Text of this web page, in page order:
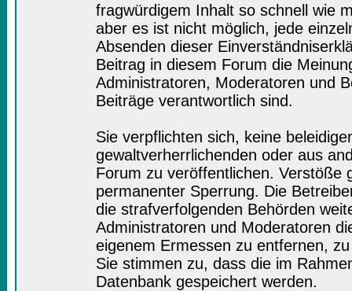
fragwürdigem Inhalt so schnell wie
aber es ist nicht möglich, jede
Absenden dieser
Beitrag in diesem Forum die
Administratoren, Moderatoren und
Beiträge verantwortlich sind.
Sie verpflichten sich, keine
gewaltverherrlichenden oder aus
Forum zu veröffentlichen. Verstöße
permanenter Sperrung. Die
die strafverfolgenden Behörden
Administratoren und Moderatoren
eigenem Ermessen zu entfernen,
Sie stimmen zu, dass die im
Datenbank gespeichert werden.